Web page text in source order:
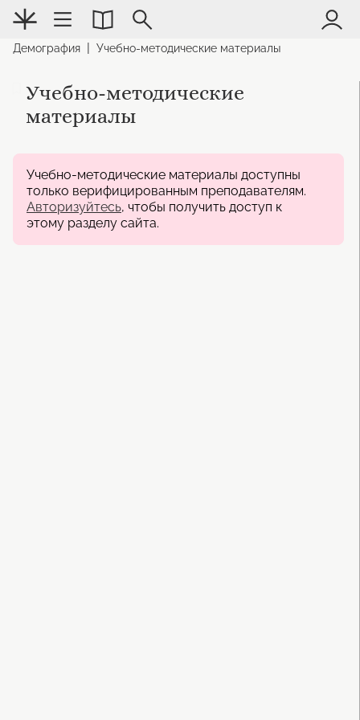
Демография Учебно-методические материалы
Учебно-методические
материалы
Учебно-методические материалы доступны
только верифицированным преподавателям.
Авторизуйтесь, чтобы получить доступ к
этому разделу сайта.